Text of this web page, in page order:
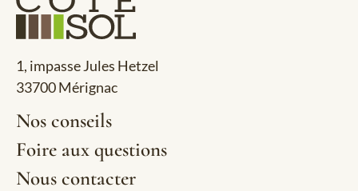
1, impasse Jules Hetzel
33700 Mérignac
Nos conseils
Foire aux questions
Nous contacter